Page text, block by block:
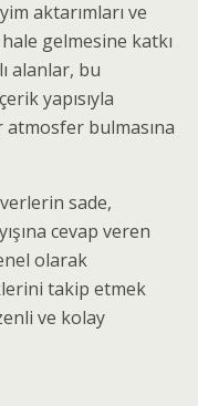
aktarımları ve
gelmesine katkı
alanlar, bu
yapısıyla
atmosfer bulmasına
sade,
cevap veren
olarak
takip etmek
ve kolay